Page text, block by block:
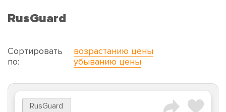
RusGuard
Сортировать
по:
возрастанию цены
убыванию цены
RusGuard